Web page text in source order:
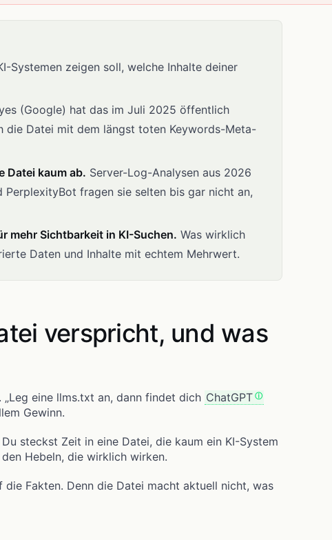
Systemen zeigen soll, welche Inhalte deiner
(Google) hat das im Juli 2025 öffentlich
die Datei mit dem längst toten Keywords-Meta-
Datei kaum ab. Server-Log-Analysen aus 2026
PerplexityBot fragen sie selten bis gar nicht an,
mehr Sichtbarkeit in KI-Suchen. Was wirklich
Daten und Inhalte mit echtem Mehrwert.
verspricht, und was
eine llms.txt an, dann findet dich ChatGPT
Gewinn.
steckst Zeit in eine Datei, die kaum ein KI-System
Hebeln, die wirklich wirken.
Fakten. Denn die Datei macht aktuell nicht, was